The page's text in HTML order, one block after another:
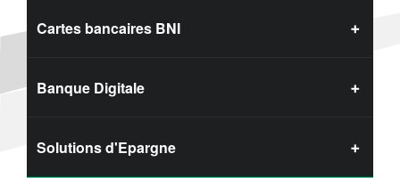
Cartes bancaires BNI
Banque Digitale
Solutions d'Epargne